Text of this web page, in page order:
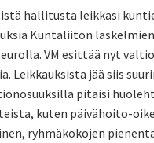
hallitusta leikkasi
Kuntaliiton
VM esittää nyt
Leikkauksista jää siis
pitäisi
kuten päivähoito-
ryhmäkokojen